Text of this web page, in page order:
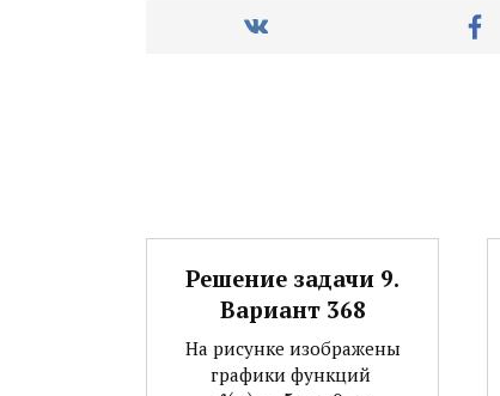
Решение задачи 9.
Вариант 368
На рисунке изображены
графики функций ​